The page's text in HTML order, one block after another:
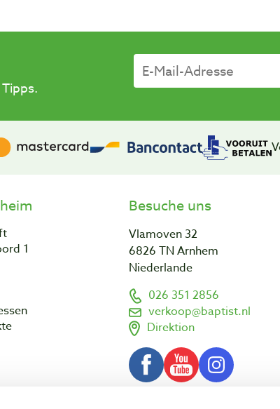
1
Besuche uns
Vlamoven 32
6826 TN Arnhem
Niederlande
026 351 2856
verkoop@baptist.nl
Direktion